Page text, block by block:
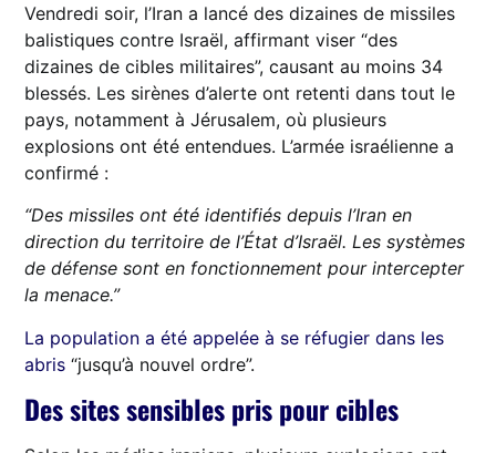
Vendredi soir, l’Iran a lancé des dizaines de missiles
balistiques contre Israël, affirmant viser “des
dizaines de cibles militaires”, causant au moins 34
blessés. Les sirènes d’alerte ont retenti dans tout le
pays, notamment à Jérusalem, où plusieurs
explosions ont été entendues. L’armée israélienne a
confirmé :
“Des missiles ont été identifiés depuis l’Iran en
direction du territoire de l’État d’Israël. Les systèmes
de défense sont en fonctionnement pour intercepter
la menace.”
La population a été appelée à se réfugier dans les
abris “jusqu’à nouvel ordre”.
Des sites sensibles pris pour cibles